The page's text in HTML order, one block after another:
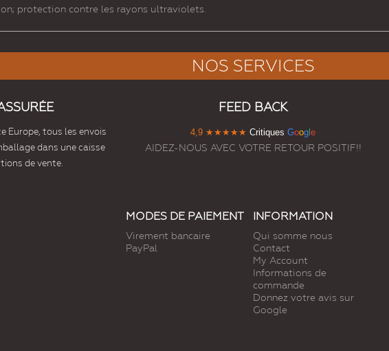
protection contre les rayons ultraviolets.
NOS SERVICES
Europe, tous les envois
dans une caisse
de vente.
FEED BACK
4,9 ★★★★★ Critiques Goog e
AIDEZ-NOUS AVEC VOTRE RETOUR POSITIF!!
MODES DE PAIEMENT
Virement bancaire
PayPal
INFORMATION
Qui somme nous
Contact
My Account
Informations de
commande
Donnez votre avis sur
Google